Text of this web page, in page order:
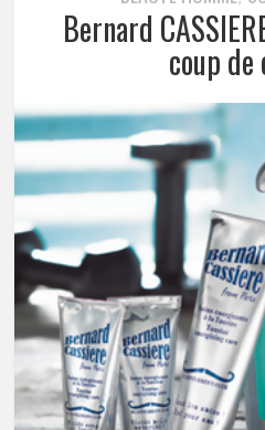
Bernard
coup de